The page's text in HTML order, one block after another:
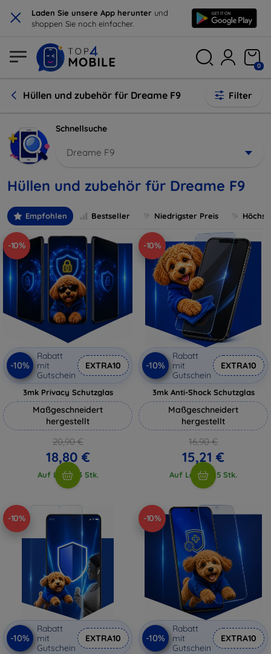
× Laden Sie unsere App herunter und
shoppen Sie noch einfacher.
0
Hüllen und zubehör für Dreame F9 Filter
Schnellsuche
Dreame F9
Hüllen und zubehör für Dreame F9
Empfohlen Bestseller Niedrigster Preis
-10%
-10%
Rabatt
mit
Gutschein
EXTRA10
3mk Privacy Schutzglas
Maßgeschneidert
hergestellt
20,90 €
18,80 €
Auf Lager 3 Stk.
-10%
-10%
Rabatt
mit
Gutschein
EXTRA10
3mk Anti-Shock Schutzglas
Maßgeschneidert
hergestellt
16,90 €
15,21 €
Auf Lager > 5 Stk.
-10%
-10%
Rabatt
mit
Gutschein
EXTRA10
-10%
-10%
Rabatt
mit
Gutschein
EXTRA10